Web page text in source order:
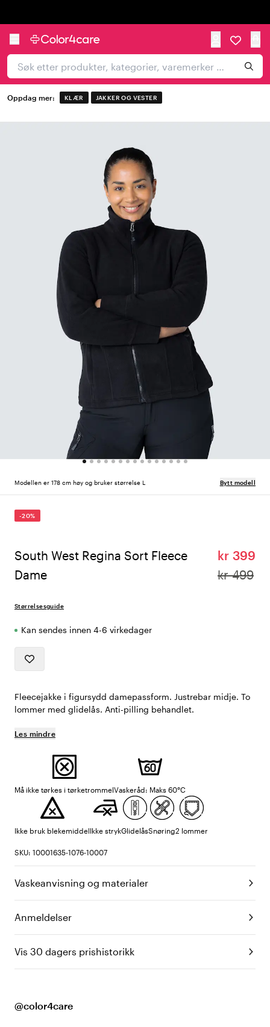
Oppdag mer: KLÆR JAKKER OG VESTER
Modellen er 178 cm høy og bruker størrelse L Bytt modell
-20%
South West Regina Sort Fleece
Dame
kr 399
kr 499
Størrelsesguide
Kan sendes innen 4-6 virkedager
Fleecejakke i figursydd damepassform. Justrebar midje. To
lommer med glidelås. Anti-pilling behandlet.
Les mindre
Må ikke tørkes i tørketrommelVaskeråd: Maks 60°C
Ikke bruk blekemiddelIkke strykGlidelåsSnøring2 lommer
SKU: 10001635-1076-10007
Vaskeanvisning og materialer
Anmeldelser
Vis 30 dagers prishistorikk
@color4care